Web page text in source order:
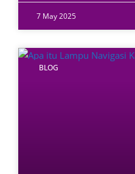
7 May 2025
BLOG